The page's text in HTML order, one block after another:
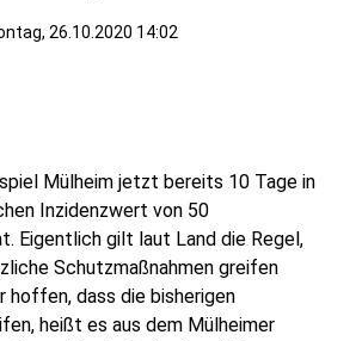
26.10.2020 14:02
Mülheim jetzt bereits 10 Tage in
Inzidenzwert von 50
Eigentlich gilt laut Land die Regel,
Schutzmaßnahmen greifen
hoffen, dass die bisherigen
heißt es aus dem Mülheimer